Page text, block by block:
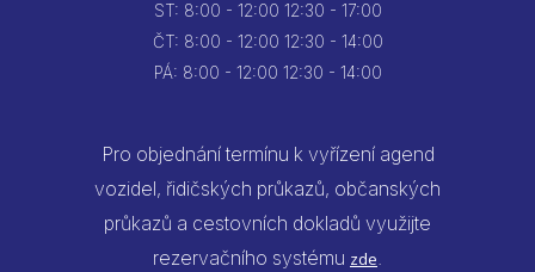
ST: 8:00 - 12:00 12:30 - 17:00
ČT: 8:00 - 12:00 12:30 - 14:00
PÁ: 8:00 - 12:00 12:30 - 14:00
Pro objednání termínu k vyřízení agend
vozidel, řidičských průkazů, občanských
průkazů a cestovních dokladů využijte
rezervačního systému zde.